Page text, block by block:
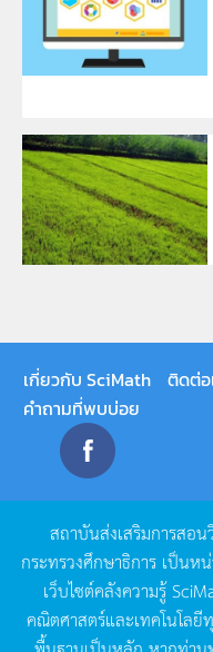
เกี่ยวกับ SciMath ติดต่อ
คำถามที่พบบ่อย
สถาบันส่งเสริมการสอ
กระทรวงศึกษาธิการ เป็นห
เว็บไซต์คลังความรู้
คณิตศาสตร์และเทคโนโลยี